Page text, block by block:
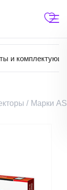
и
/ Марки